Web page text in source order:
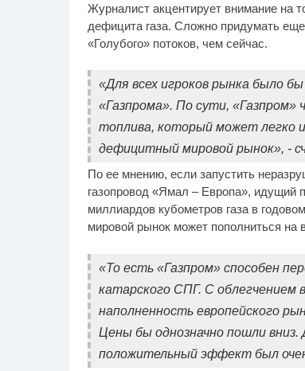
Журналист акцентирует внимание на
дефицита газа. Сложно придумать
«Голубого» потоков, чем сейчас.
«Для всех игроков рынка было
«Газпрома». По сути, «Газпром»
топлива, который может легко
дефицитный мировой рынок», -
По ее мнению, если запустить
газопровод «Ямал – Европа», идущий
миллиардов кубометров газа в
мировой рынок может пополниться на
«То есть «Газпром» способен
катарского СПГ. С облегчением
наполненность европейского
Цены бы однозначно пошли вниз.
положительный эффект был